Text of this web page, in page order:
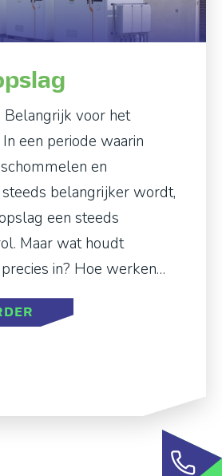
Belangrijk voor het
een periode waarin
en
belangrijker wordt,
een steeds
Maar wat houdt
in? Hoe werken…
ABOUT ENERGIEOPSLAG